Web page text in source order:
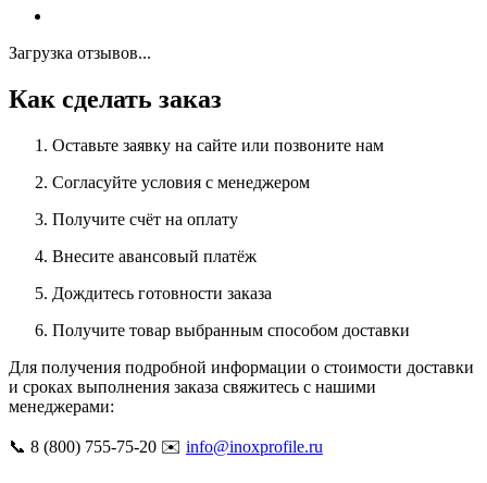
Загрузка отзывов...
Как сделать заказ
Оставьте заявку на сайте или позвоните нам
Согласуйте условия с менеджером
Получите счёт на оплату
Внесите авансовый платёж
Дождитесь готовности заказа
Получите товар выбранным способом доставки
Для получения подробной информации о стоимости доставки
и сроках выполнения заказа свяжитесь с нашими
менеджерами:
📞 8 (800) 755-75-20 ✉️ info@inoxprofile.ru